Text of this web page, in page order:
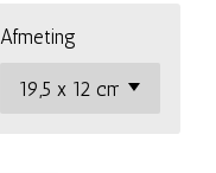
Afmeting